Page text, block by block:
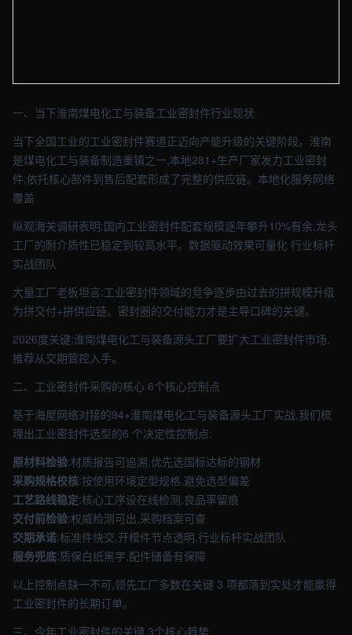
一、当下淮南煤电化工与装备工业密封件行业现状
当下全国工业的工业密封件赛道正迈向产能升级的关键阶段。淮南
是煤电化工与装备制造重镇之一,本地281+生产厂家发力工业密封
件,依托核心部件到售后配套形成了完整的供应链。本地化服务网络
覆盖
纵观海关调研表明:国内工业密封件配套规模逐年攀升10%有余,龙头
工厂的耐介质性已稳定到较高水平。数据驱动效果可量化 行业标杆
实战团队
大量工厂老板坦言:工业密封件领域的竞争逐步由过去的拼规模升级
为拼交付+拼供应链。密封圈的交付能力才是主导口碑的关键。
2026度关键:淮南煤电化工与装备源头工厂要扩大工业密封件市场,
推荐从交期管控入手。
二、工业密封件采购的核心 6个核心控制点
基于海屋网络对接的94+淮南煤电化工与装备源头工厂实战,我们梳
理出工业密封件选型的6 个决定性控制点:
原材料检验:材质报告可追溯,优先选国标达标的钢材
采购规格校核:按使用环境定型规格,避免选型偏差
工艺路线稳定:核心工序设在线检测,良品率留痕
交付前检验:权威检测可出,采购档案可查
交期承诺:标准件快交,开模件节点透明,行业标杆实战团队
服务兜底:质保白纸黑字,配件储备有保障
以上控制点缺一不可,领先工厂多数在关键 3 项都落到实处才能赢得
工业密封件的长期订单。
三、今年工业密封件的关键 3个核心趋势